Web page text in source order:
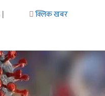
| क्लिक खबर